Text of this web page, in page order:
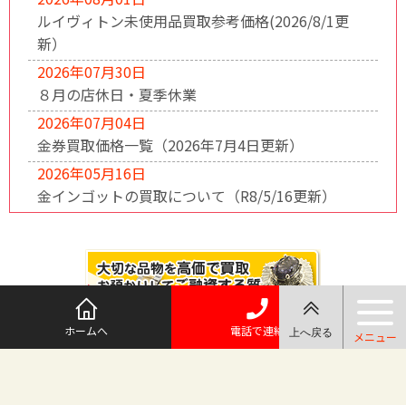
ルイヴィトン未使用品買取参考価格(2026/8/1更
新）
2026年07月30日
８月の店休日・夏季休業
2026年07月04日
金券買取価格一覧（2026年7月4日更新）
2026年05月16日
金インゴットの買取について（R8/5/16更新）
ホームへ 電話で連絡